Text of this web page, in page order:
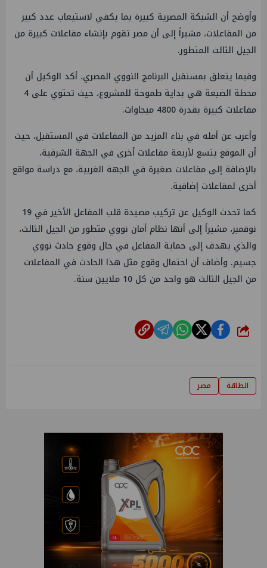
وأوضح أن الشبكة المصرية كبيرة بما يكفي لاستيعاب عدد كبير
من المفاعلات، مشيراً إلى أن مصر تقوم بإنشاء مفاعلات كبيرة من
الجيل الثالث المتطور.
وفيما يتعلق بمستقبل البرنامج النووي المصري، أكد الوكيل أن
محطة الضبعة هي بداية طموحة للمشروع، حيث تحتوي على 4
مفاعلات كبيرة بقدرة 4800 ميجاوات.
وأعرب عن أمله في بناء المزيد من المفاعلات في المستقبل، حيث
أن الموقع يتسع لأربعة مفاعلات أخرى في الجهة الشرقية،
بالإضافة إلى مفاعلات صغيرة في الجهة الغربية، مع دراسة مواقع
أخرى لمفاعلات إضافية.
كما تحدث الوكيل عن تركيب مصيدة قلب المفاعل الأخير في 19
نوفمبر، مشيراً إلى أنها نظام أمان نووي متطور من الجيل الثالث،
والذي يهدف إلى حماية المفاعل في حال وقوع حادث نووي
جسيم. وأضاف أن احتمال وقوع مثل هذا الحادث في المفاعلات
من الجيل الثالث هو واحد من كل 10 ملايين سنة.
شارك
الطاقة مصر